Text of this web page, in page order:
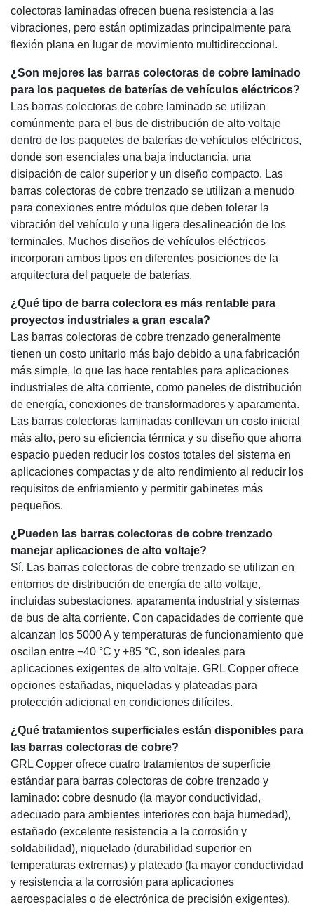
colectoras laminadas ofrecen buena resistencia a las
vibraciones, pero están optimizadas principalmente para
flexión plana en lugar de movimiento multidireccional.
¿Son mejores las barras colectoras de cobre laminado
para los paquetes de baterías de vehículos eléctricos?
Las barras colectoras de cobre laminado se utilizan
comúnmente para el bus de distribución de alto voltaje
dentro de los paquetes de baterías de vehículos eléctricos,
donde son esenciales una baja inductancia, una
disipación de calor superior y un diseño compacto. Las
barras colectoras de cobre trenzado se utilizan a menudo
para conexiones entre módulos que deben tolerar la
vibración del vehículo y una ligera desalineación de los
terminales. Muchos diseños de vehículos eléctricos
incorporan ambos tipos en diferentes posiciones de la
arquitectura del paquete de baterías.
¿Qué tipo de barra colectora es más rentable para
proyectos industriales a gran escala?
Las barras colectoras de cobre trenzado generalmente
tienen un costo unitario más bajo debido a una fabricación
más simple, lo que las hace rentables para aplicaciones
industriales de alta corriente, como paneles de distribución
de energía, conexiones de transformadores y aparamenta.
Las barras colectoras laminadas conllevan un costo inicial
más alto, pero su eficiencia térmica y su diseño que ahorra
espacio pueden reducir los costos totales del sistema en
aplicaciones compactas y de alto rendimiento al reducir los
requisitos de enfriamiento y permitir gabinetes más
pequeños.
¿Pueden las barras colectoras de cobre trenzado
manejar aplicaciones de alto voltaje?
Sí. Las barras colectoras de cobre trenzado se utilizan en
entornos de distribución de energía de alto voltaje,
incluidas subestaciones, aparamenta industrial y sistemas
de bus de alta corriente. Con capacidades de corriente que
alcanzan los 5000 A y temperaturas de funcionamiento que
oscilan entre −40 °C y +85 °C, son ideales para
aplicaciones exigentes de alto voltaje. GRL Copper ofrece
opciones estañadas, niqueladas y plateadas para
protección adicional en condiciones difíciles.
¿Qué tratamientos superficiales están disponibles para
las barras colectoras de cobre?
GRL Copper ofrece cuatro tratamientos de superficie
estándar para barras colectoras de cobre trenzado y
laminado: cobre desnudo (la mayor conductividad,
adecuado para ambientes interiores con baja humedad),
estañado (excelente resistencia a la corrosión y
soldabilidad), niquelado (durabilidad superior en
temperaturas extremas) y plateado (la mayor conductividad
y resistencia a la corrosión para aplicaciones
aeroespaciales o de electrónica de precisión exigentes).